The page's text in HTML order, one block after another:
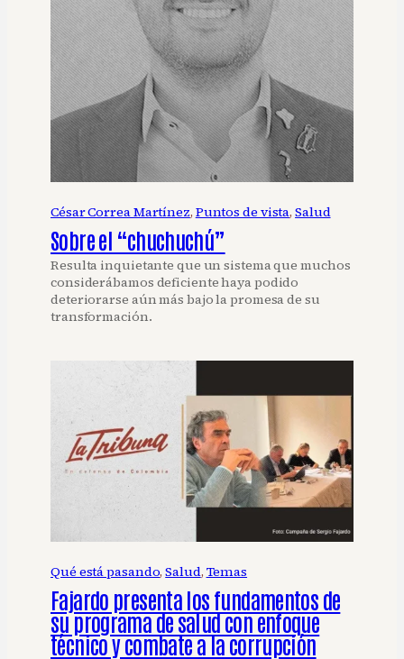
César Correa Martínez, Puntos de vista, Salud
Sobre el “chuchuchú”
Resulta inquietante que un sistema que muchos
considerábamos deficiente haya podido
deteriorarse aún más bajo la promesa de su
transformación.
Qué está pasando, Salud, Temas
Fajardo presenta los fundamentos de
su programa de salud con enfoque
técnico y combate a la corrupción